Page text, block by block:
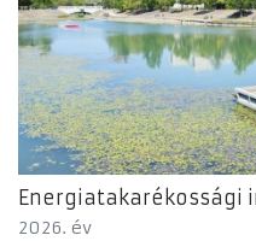
Energiatakarékossági
2026. év